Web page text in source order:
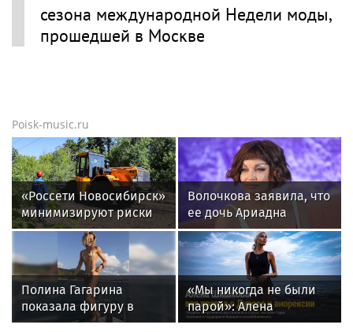
сезона международной Недели моды,
прошедшей в Москве
Poisk-music.ru
«Россети Новосибирск»
минимизируют риски
повреждений ЛЭП за
счет масштабной
расчистки просек
Волочкова заявила, что
ее дочь Ариадна
«совершила глупость»,
взяв фамилию мужа
Полина Гагарина
показала фигуру в
бикини во время
«Мы никогда не были
парой»: Алена
Шишкова — о Павле